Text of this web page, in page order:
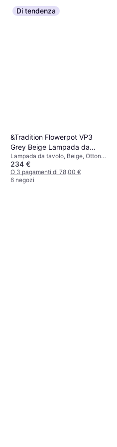
Di tendenza
&Tradition Flowerpot VP3
Grey Beige Lampada da
tavolo 50cm
Lampada da tavolo, Beige, Ottone,
Metallo, Classe IP: IP20, Attacco
Lampada: E27
234 €
O 3 pagamenti di 78,00 €
6 negozi